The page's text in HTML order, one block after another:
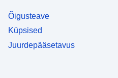
Õigusteave
Küpsised
Juurdepääsetavus